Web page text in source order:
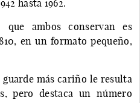
hasta 1962.
ambos conservan es
en un formato pequeño,
más cariño le resulta
pero destaca un número